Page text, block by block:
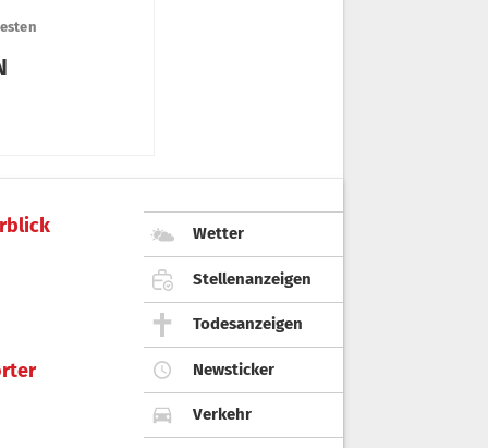
Wetter
Stellenanzeigen
Todesanzeigen
Newsticker
Verkehr